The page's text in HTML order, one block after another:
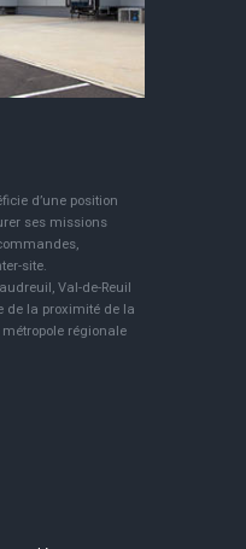
d’une position
ses missions
site.
Val-de-Reuil
de la proximité de la
régionale